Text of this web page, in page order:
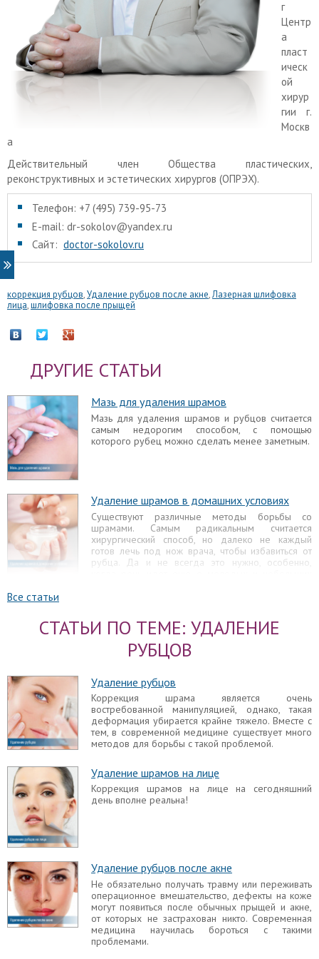
г
Центр
а
пласт
ическ
ой
хирур
гии г.
Москв
а
Действительный член Общества пластических,
реконструктивных и эстетических хирургов (ОПРЭХ).
Телефон: +7 (495) 739-95-73
E-mail: dr-sokolov@yandex.ru
Сайт: doctor-sokolov.ru
коррекция рубцов,Удаление рубцов после акне,Лазерная шлифовка
лица,шлифовка после прыщей
ДРУГИЕ СТАТЬИ
Мазь для удаления шрамов
Мазь для удаления шрамов и рубцов считается
самым недорогим способом, с помощью
которого рубец можно сделать менее заметным.
Удаление шрамов в домашних условиях
Существуют различные методы борьбы со
шрамами. Самым радикальным считается
хирургический способ, но далеко не каждый
готов лечь под нож врача, чтобы избавиться от
рубца. Да и не всегда это нужно, особенно,
Операция любого плана - это стресс для
организма. Реагирует на нее все органы, в том
числе и наша кожа, из-за чего на ней часто
остаются различные рубцы.
Пластическая хирургия удаление шрамов
Хирургическое удаление шрама применяют уже
в крайних случаях, когда другими способами
убрать рубец не представляется возможным.
Удаление шрама после кесарева сечения
Для тех, кто слишком беспокоится по поводу
кесарева сечения, существует коррекция
Ожоги бывают химические и термические.
Независимо от их вида, на коже часто остается
след. Величина, форма и тип рубца зависят от
степени глубины повреждения кожного покрова.
Удаление келоидных рубцов
Особенных неудобств доставляют келоидные
Все статьи
СТАТЬИ ПО ТЕМЕ: УДАЛЕНИЕ
РУБЦОВ
Удаление рубцов
Коррекция шрама является очень
востребованной манипуляцией, однако, такая
деформация убирается крайне тяжело. Вместе с
тем, в современной медицине существует много
методов для борьбы с такой проблемой.
Удаление шрамов на лице
Коррекция шрамов на лице на сегодняшний
день вполне реальна!
Удаление рубцов после акне
Не обязательно получать травму или переживать
операционное вмешательство, дефекты на коже
могут появиться после обычных прыщей и акне,
от которых не застрахован никто. Современная
медицина научилась бороться с такими
проблемами.